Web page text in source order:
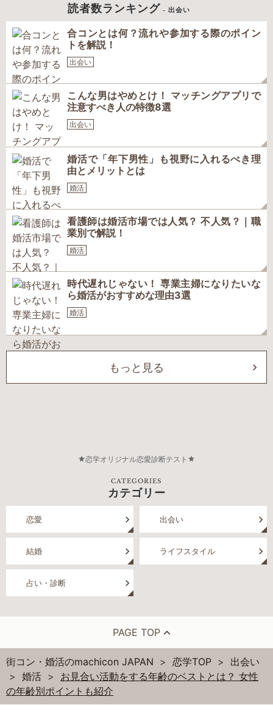
読者数ランキング - 出会い
合コンとは何？流れや参加する際のポイン
トを解説！
出会い
こんな男はやめとけ！ マッチングアプリで
注意すべき人の特徴8選
出会い
婚活で「年下男性」も視野に入れるべき理
由とメリットとは
婚活
看護師は婚活市場では人気？ 不人気？｜職
業別で解説！
婚活
時代遅れじゃない！ 専業主婦になりたいな
ら婚活がおすすめな理由3選
婚活
もっと見る
恋学オリジナル恋愛診断テスト
CATEGORIES
カテゴリー
恋愛 出会い
結婚 ライフスタイル
占い・診断
PAGE TOP
街コン・婚活のmachicon JAPAN 恋学TOP
出会い
婚活
お見合い活動をする年齢のベストとは？ 女性
の年齢別ポイントも紹介